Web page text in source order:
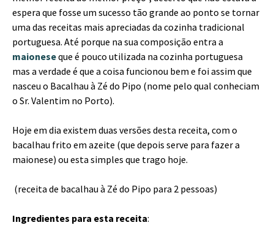
espera que fosse um sucesso tão grande ao ponto se tornar
uma das receitas mais apreciadas da cozinha tradicional
portuguesa. Até porque na sua composição entra a
maioneseque é pouco utilizada na cozinha portuguesa
mas a verdade é que a coisa funcionou bem e foi assim que
nasceu o Bacalhau à Zé do Pipo (nome pelo qual conheciam
o Sr. Valentim no Porto).
Hoje em dia existem duas versões desta receita, com o
bacalhau frito em azeite (que depois serve para fazer a
maionese) ou esta simples que trago hoje.
(receita de bacalhau à Zé do Pipo para 2 pessoas)
Ingredientes para esta receita: